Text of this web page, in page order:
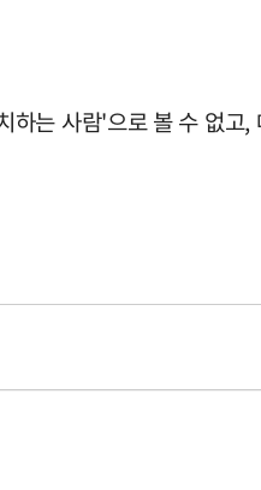
는 사람'으로 볼 수 없고,